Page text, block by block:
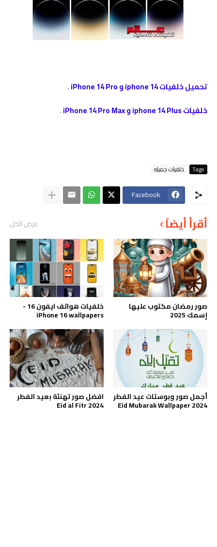
تحميل خلفيات iphone 14 و iPhone 14 Pro
.
خلفيات iphone 14 Plus و iPhone 14 Pro Max
.
Tags خلفيات جميله
Facebook
أقرأ أيضاً عرض الكل
صور رمضان مكتوب عليها
إسمك 2025
خلفيات هواتف ايفون 16 -
iPhone 16 wallpapers
أجمل صور وبوستات عيد الفطر
2024 Eid Mubarak Wallpaper
افضل صور تهنئة بعيد الفطر
Eid al Fitr 2024